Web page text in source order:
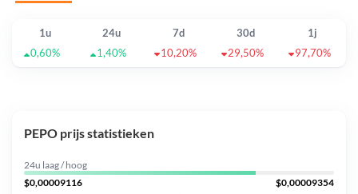
1u 24u 7d 30d
1j
0,60%
1,40% 10,20% 29,50% 97,70%
PEPO prijs statistieken
24u laag / hoog
$0,00009116
$0,00009354